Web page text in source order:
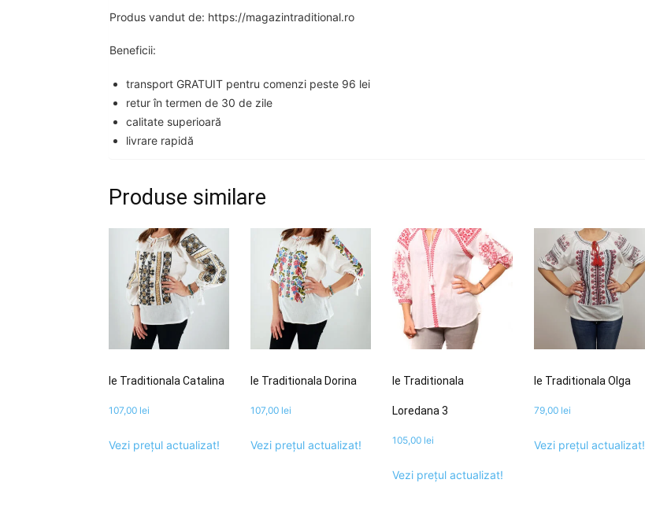
Produs vandut de: https://magazintraditional.ro
Beneficii:
transport GRATUIT pentru comenzi peste 96 lei
retur în termen de 30 de zile
calitate superioară
livrare rapidă
Produse similare
Ie Traditionala Catalina
107,00 lei
Vezi prețul actualizat!
Ie Traditionala Dorina
107,00 lei
Vezi prețul actualizat!
Ie Traditionala
Loredana 3
105,00 lei
Vezi prețul actualizat!
Ie Traditionala Olga
79,00 lei
Vezi prețul actualizat!